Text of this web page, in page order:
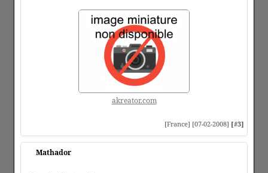
akreator.com
[France] [07-02-2008] [#3]
Mathador